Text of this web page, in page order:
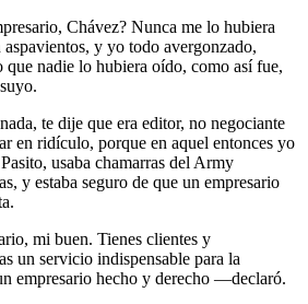
Chávez? Nunca me lo hubiera
y yo todo avergonzado,
que nadie lo hubiera oído, como así fue,
te dije que era editor, no negociante
en ridículo, porque en aquel entonces yo
usaba chamarras del Army
y estaba seguro de que un empresario
mi buen. Tienes clientes y
un servicio indispensable para la
empresario hecho y derecho ―declaró.